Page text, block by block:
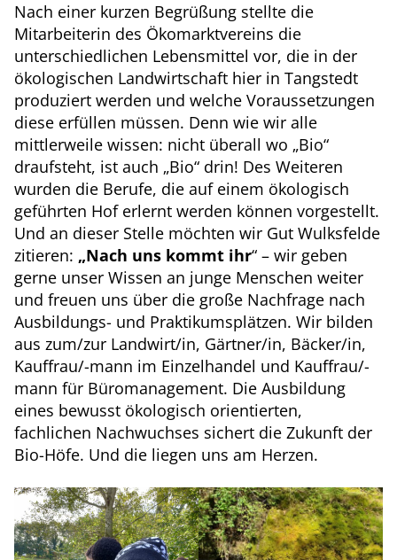
Nach einer kurzen Begrüßung stellte die
Mitarbeiterin des Ökomarktvereins die
unterschiedlichen Lebensmittel vor, die in der
ökologischen Landwirtschaft hier in Tangstedt
produziert werden und welche Voraussetzungen
diese erfüllen müssen. Denn wie wir alle
mittlerweile wissen: nicht überall wo „Bio“
draufsteht, ist auch „Bio“ drin! Des Weiteren
wurden die Berufe, die auf einem ökologisch
geführten Hof erlernt werden können vorgestellt.
Und an dieser Stelle möchten wir Gut Wulksfelde
zitieren: „Nach uns kommt ihr“ – wir geben
gerne unser Wissen an junge Menschen weiter
und freuen uns über die große Nachfrage nach
Ausbildungs- und Praktikumsplätzen. Wir bilden
aus zum/zur Landwirt/in, Gärtner/in, Bäcker/in,
Kauffrau/-mann im Einzelhandel und Kauffrau/-
mann für Büromanagement. Die Ausbildung
eines bewusst ökologisch orientierten,
fachlichen Nachwuchses sichert die Zukunft der
Bio-Höfe. Und die liegen uns am Herzen.